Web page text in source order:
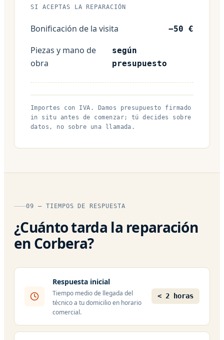
SI ACEPTAS LA REPARACIÓN
Bonificación de la visita −50 €
Piezas y mano de
obra
según
presupuesto
Importes con IVA. Damos presupuesto firmado
in situ antes de comenzar; tú decides sobre
datos, no sobre una llamada.
09 — TIEMPOS DE RESPUESTA
¿Cuánto tarda la reparación
en Corbera?
Respuesta inicial
Tiempo medio de llegada del
técnico a tu domicilio en horario
comercial.
< 2 horas